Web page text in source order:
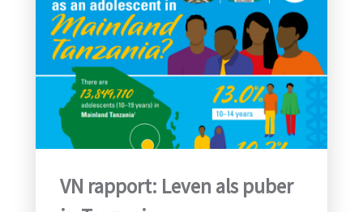
VN rapport: Leven als puber